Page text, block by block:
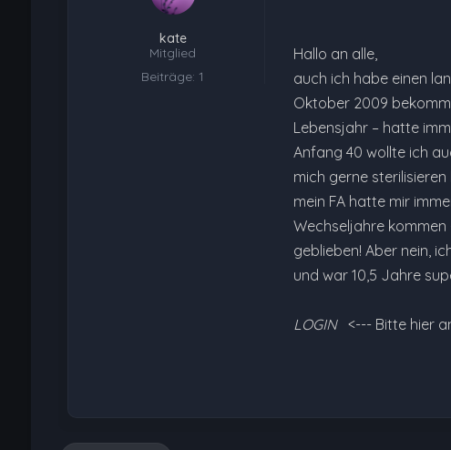
kate
Mitglied
Beiträge: 1
Hallo an alle,
auch ich habe einen
Oktober 2009
Lebensjahr – hatte
Anfang 40 wollte ich
mich gerne
mein FA hatte mir
Wechseljahre
geblieben! Aber nein,
und war 10,5 Jahre
LOGIN <--- Bitte hier